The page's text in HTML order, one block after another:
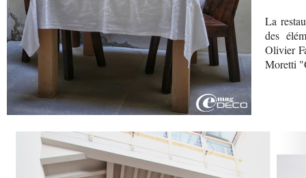
La
des
Olivier
Moretti